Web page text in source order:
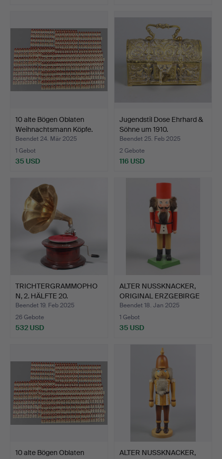
10 alte Bögen Oblaten
Weihnachtsmann Köpfe.
Beendet 24. Mär 2025
1 Gebot
35 USD
Jugendstil Dose Ehrhard &
Söhne um 1910.
Beendet 25. Feb 2025
2 Gebote
116 USD
TRICHTERGRAMMOPHO
N, 2. HÄLFTE 20.
JAHRHUND…
Beendet 19. Feb 2025
26 Gebote
532 USD
ALTER NUSSKNACKER,
ORIGINAL ERZGEBIRGE
70E…
Beendet 18. Jan 2025
1 Gebot
35 USD
10 alte Bögen Oblaten
ALTER NUSSKNACKER,